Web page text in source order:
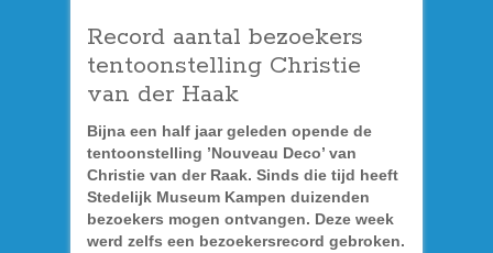
Record aantal bezoekers
tentoonstelling Christie
van der Haak
Bijna een half jaar geleden opende de
tentoonstelling ’Nouveau Deco’ van
Christie van der Raak. Sinds die tijd heeft
Stedelijk Museum Kampen duizenden
bezoekers mogen ontvangen. Deze week
werd zelfs een bezoekersrecord gebroken.